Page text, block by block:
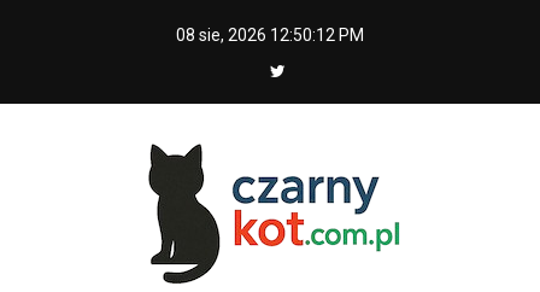
08 sie, 2026 12:50:13 PM